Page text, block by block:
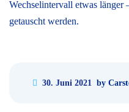
Wechselintervall etwas länger
getauscht werden.
30. Juni 2021 by